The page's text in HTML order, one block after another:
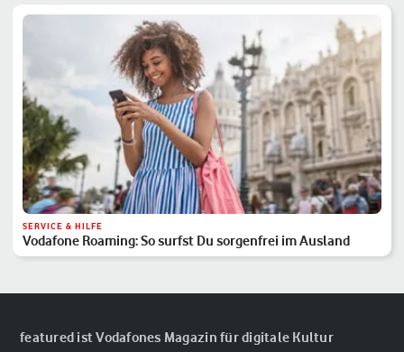
SERVICE & HILFE
Vodafone Roaming: So surfst Du sorgenfrei im Ausland
featured ist Vodafones Magazin für digitale Kultur